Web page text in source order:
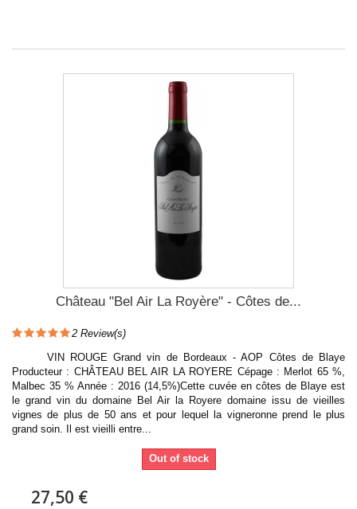
Château "Bel Air La Royère" - Côtes de...
2 Review(s)
VIN ROUGE Grand vin de Bordeaux - AOP Côtes de Blaye
Producteur : CHÂTEAU BEL AIR LA ROYERE Cépage : Merlot 65 %,
Malbec 35 % Année : 2016 (14,5%)Cette cuvée en côtes de Blaye est
le grand vin du domaine Bel Air la Royere domaine issu de vieilles
vignes de plus de 50 ans et pour lequel la vigneronne prend le plus
grand soin. Il est vieilli entre...
Out of stock
27,50 €